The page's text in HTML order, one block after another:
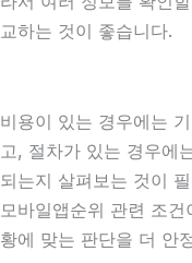
교하는 것이 좋습니다.
비용이 있는 경우에는
고, 절차가 있는 경우에
되는지 살펴보는 것이
모바일앱순위 관련 조
황에 맞는 판단을 더 안